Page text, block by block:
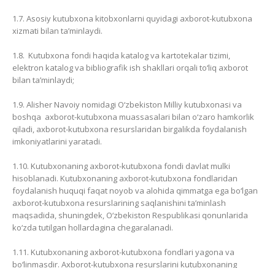
1.7. Asosiy kutubxona kitobxonlarni quyidagi axborot-kutubxona
xizmati bilan ta’minlaydi.
1.8. Kutubxona fondi haqida katalog va kartotekalar tizimi,
elektron katalog va bibliografik ish shakllari orqali to‘liq axborot
bilan ta’minlaydi;
1.9. Alisher Navoiy nomidagi O‘zbekiston Milliy kutubxonasi va
boshqa axborot-kutubxona muassasalari bilan o‘zaro hamkorlik
qiladi, axborot-kutubxona resurslaridan birgalikda foydalanish
imkoniyatlarini yaratadi.
1.10. Kutubxonaning axborot-kutubxona fondi davlat mulki
hisoblanadi. Kutubxonaning axborot-kutubxona fondlaridan
foydalanish huquqi faqat noyob va alohida qimmatga ega bo‘lgan
axborot-kutubxona resurslarining saqlanishini ta’minlash
maqsadida, shuningdek, O‘zbekiston Respublikasi qonunlarida
ko‘zda tutilgan hollardagina chegaralanadi.
1.11. Kutubxonaning axborot-kutubxona fondlari yagona va
bo‘linmasdir. Axborot-kutubxona resurslarini kutubxonaning